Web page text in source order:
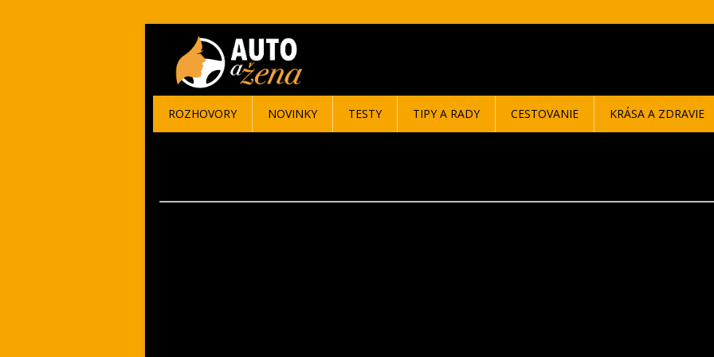
ROZHOVORY NOVINKY TESTY TIPY A RADY CESTOVANIE KRÁSA A ZDRAVIE